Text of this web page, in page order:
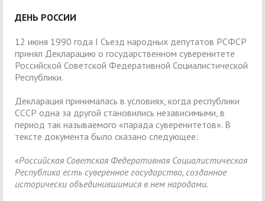
ДЕНЬ РОССИИ
12 июня 1990 года I Съезд народных депутатов РСФСР
принял Декларацию о государственном суверенитете
Российской Советской Федеративной Социалистической
Республики.
Декларация принималась в условиях, когда республики
СССР одна за другой становились независимыми, в
период так называемого «парада суверенитетов». В
тексте документа было сказано следующее:
«Российская Советская Федеративная Социалистическая
Республика есть суверенное государство, созданное
исторически объединившимися в нем народами.